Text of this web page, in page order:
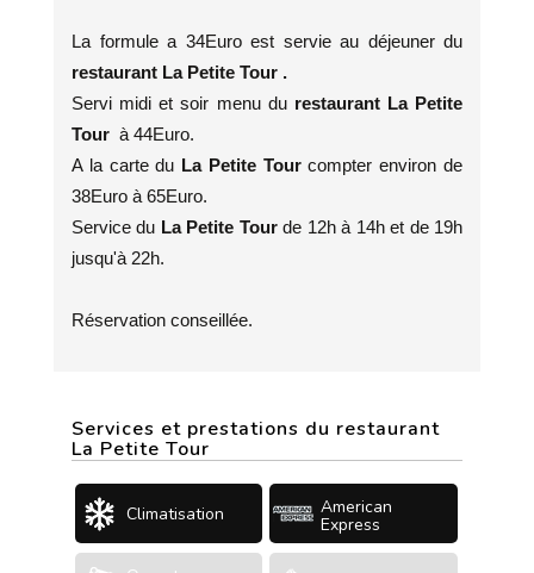
La formule a 34Euro est servie au déjeuner du
restaurant La Petite Tour .
Servi midi et soir menu du restaurant La Petite
Tour à 44Euro.
A la carte du La Petite Tourcompter environ de
38Euro à 65Euro.
Service du La Petite Tourde 12h à 14h et de 19h
jusqu'à 22h.
Réservation conseillée.
Services et prestations du restaurant
La Petite Tour
Climatisation American
Express